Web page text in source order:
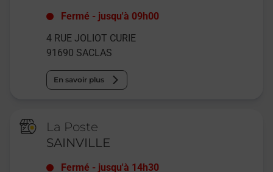
Fermé - jusqu'à 09h00
4 RUE JOLIOT CURIE
91690 SACLAS
En savoir plus
La Poste
SAINVILLE
Fermé - jusqu'à 14h30